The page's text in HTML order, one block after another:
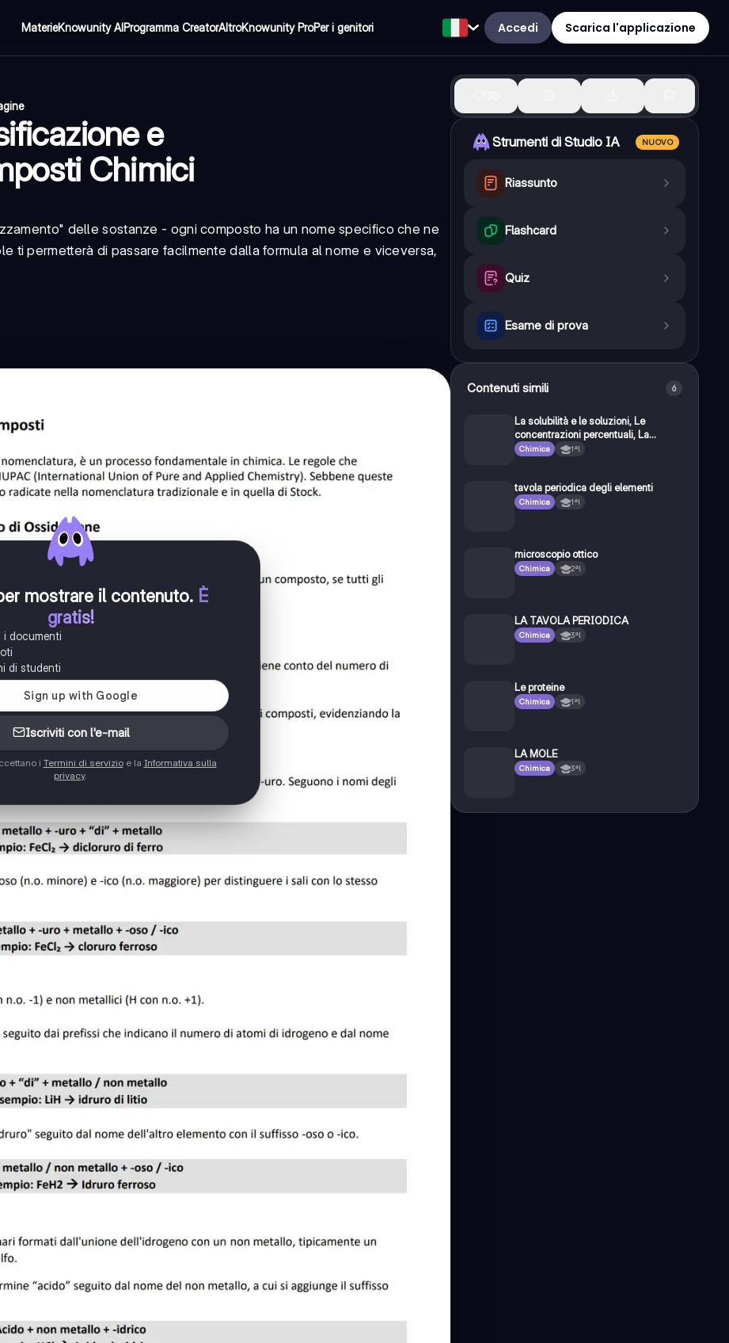
MaterieKnowunity AIProgramma CreatorAltroKnowunity ProPer i genitori Accedi Scarica l'applicazione
e
Chimici
delle sostanze - ogni composto ha un nome specifico che ne
ti permetterà di passare facilmente dalla formula al nome e viceversa,
mostrare il contenuto. È
gratis!
documenti
di studenti
Iscriviti con l'e-mail
i Termini di servizioe la Informativa sulla
privacy.
Strumenti di Studio IA NUOVO
Riassunto
Flashcard
Quiz
Esame di prova
Contenuti simili 6
La solubilità e le soluzioni, Le
concentrazioni percentuali, La
molarità e la molalità
Chimica 1ªl
tavola periodica degli elementi
Chimica 1ªl
microscopio ottico
Chimica 2ªl
LA TAVOLA PERIODICA
Chimica 3ªl
Le proteine
Chimica 1ªl
LA MOLE
Chimica 3ªl